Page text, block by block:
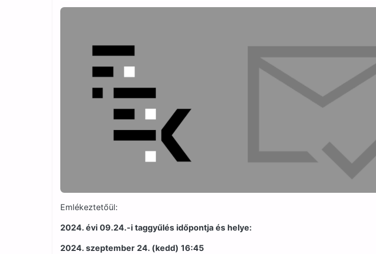
Emlékeztetőül:
2024. évi 09.24.-i taggyűlés időpontja és helye:
2024. szeptember 24. (kedd) 16:45